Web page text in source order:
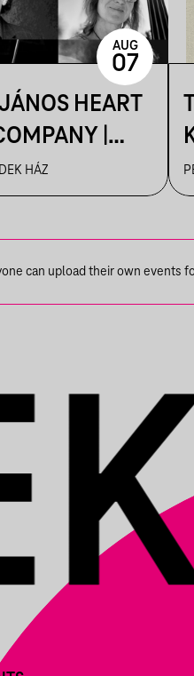
HEART
|
HÁZ
AUG
07
can upload their own